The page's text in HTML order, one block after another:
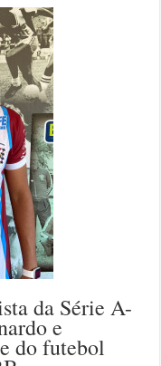
da Série A-
e
do futebol